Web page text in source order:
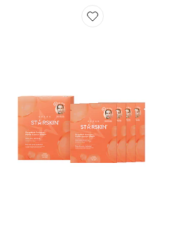
Favorite MASQUE